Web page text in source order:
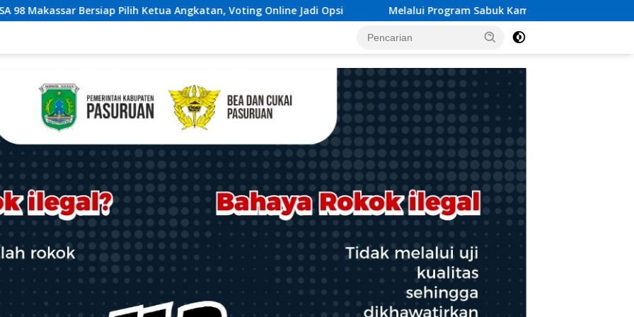
Angkatan, Voting Online Jadi Opsi Melalui Program Sabuk Kamtibmas, Kapolres Karangasem Salurkan